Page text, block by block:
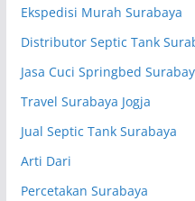
Ekspedisi Murah Surabaya
Distributor Septic Tank
Jasa Cuci Springbed
Travel Surabaya Jogja
Jual Septic Tank Surabaya
Arti Dari
Percetakan Surabaya